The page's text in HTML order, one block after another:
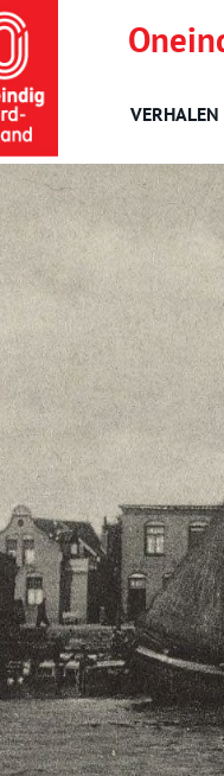
VERHALEN